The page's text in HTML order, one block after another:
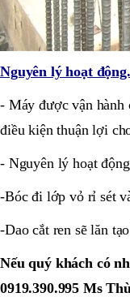
Nguyên lý hoạt động.
- Máy được vận
điều kiện thuận lợi
- Nguyên lý hoạt
-Bóc đi lớp vỏ rỉ sét
-Dao cắt ren sẽ lăn
Nếu quý khách có
0919.390.995 Ms